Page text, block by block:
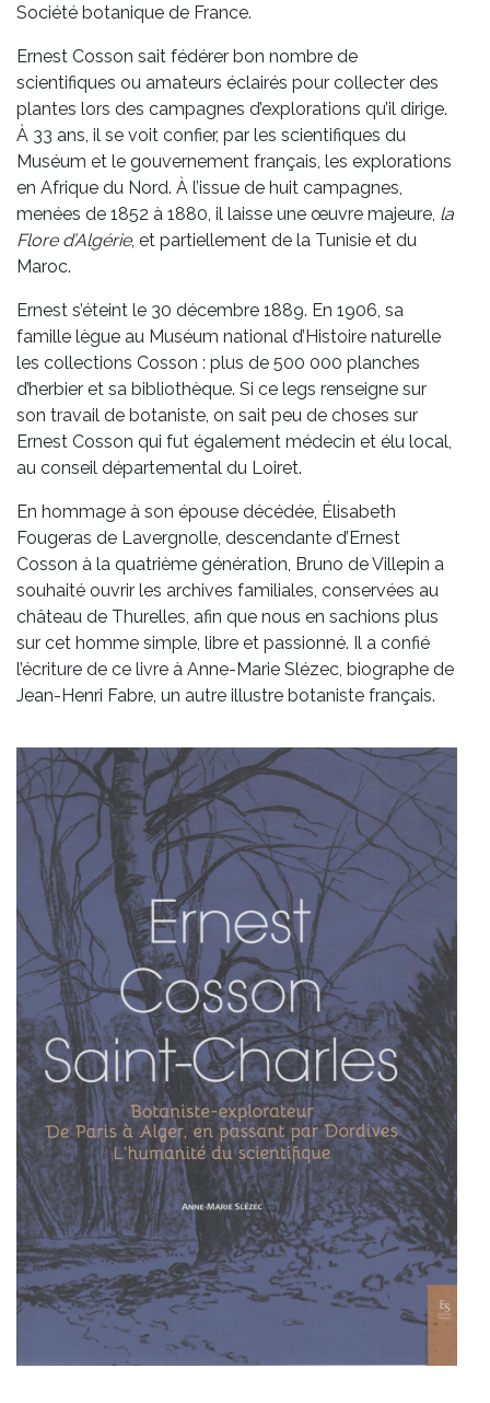
Société botanique de France.
Ernest Cosson sait fédérer bon nombre de
scientifiques ou amateurs éclairés pour collecter des
plantes lors des campagnes d’explorations qu’il dirige.
À 33 ans, il se voit confier, par les scientifiques du
Muséum et le gouvernement français, les explorations
en Afrique du Nord. À l’issue de huit campagnes,
menées de 1852 à 1880, il laisse une œuvre majeure, la
Flore d’Algérie, et partiellement de la Tunisie et du
Maroc.
Ernest s’éteint le 30 décembre 1889. En 1906, sa
famille lègue au Muséum national d’Histoire naturelle
les collections Cosson : plus de 500 000 planches
d’herbier et sa bibliothèque. Si ce legs renseigne sur
son travail de botaniste, on sait peu de choses sur
Ernest Cosson qui fut également médecin et élu local,
au conseil départemental du Loiret.
En hommage à son épouse décédée, Élisabeth
Fougeras de Lavergnolle, descendante d’Ernest
Cosson à la quatrième génération, Bruno de Villepin a
souhaité ouvrir les archives familiales, conservées au
château de Thurelles, afin que nous en sachions plus
sur cet homme simple, libre et passionné. Il a confié
l’écriture de ce livre à Anne-Marie Slézec, biographe de
Jean-Henri Fabre, un autre illustre botaniste français.